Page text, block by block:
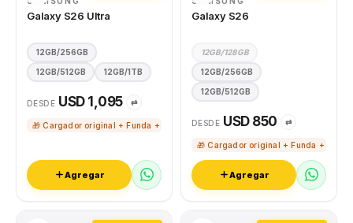
Galaxy S26 Ultra
12GB/256GB
12GB/512GB 12GB/1TB
DESDE USD 1,095 ⇄
🎁 Cargador original + Funda + Vidrio templado
Agregar
Galaxy S26
12GB/128GB
12GB/256GB
12GB/512GB
DESDE USD 850 ⇄
🎁 Cargador original + Funda +
Agregar